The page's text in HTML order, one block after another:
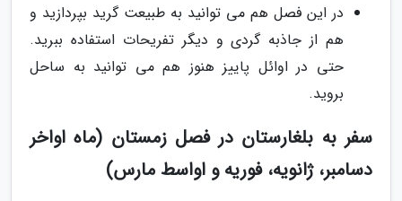
در این فصل هم می توانید به طبیعت گرید بپردازید و
هم از جاذبه گردی و دیگر تفریحات استفاده ببرید.
حتی در اوائل پاییز هنوز هم می توانید به ساحل
بروید.
سفر به بلغارستان در فصل زمستان (ماه اواخر
دسامبر، ژانویه، فوریه و اواسط مارس)